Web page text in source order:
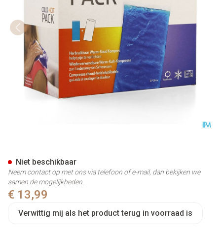
€ 13,99
Verwittig mij als het product terug in voorraad is
Niet beschikbaar
Neem contact op met ons via telefoon of e-mail, dan bekijken we
samen de mogelijkheden.